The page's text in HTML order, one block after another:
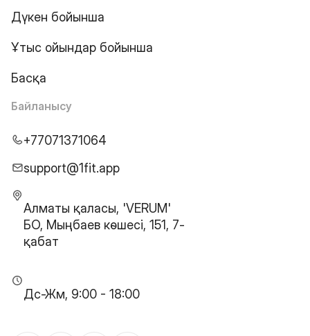
Дүкен бойынша
Ұтыс ойындар бойынша
Басқа
Байланысу
+77071371064
support@1fit.app
Алматы қаласы, 'VERUM'
БО, Мыңбаев көшесі, 151, 7-
қабат
Дс-Жм, 9:00 - 18:00